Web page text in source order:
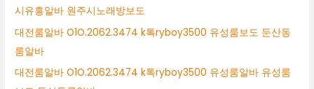
시유흥알바 원주시노래방보도
대전룸알바 O1O.2062.3474 k톡ryboy3500 유성룸보도 둔산동
룸알바
대전룸알바 O1O.2062.3474 k톡ryboy3500 유성룸알바 유성룸